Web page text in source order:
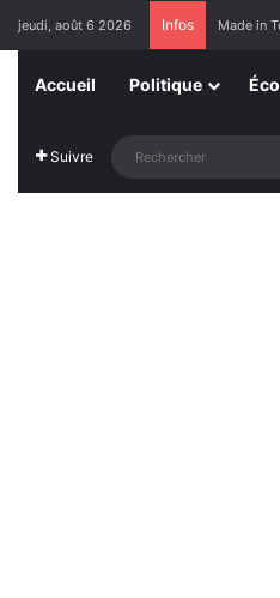
jeudi, août 6 2026 Infos
Accueil Politique
Suivre